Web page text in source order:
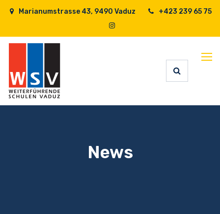
Marianumstrasse 43, 9490 Vaduz +423 239 65 75
News